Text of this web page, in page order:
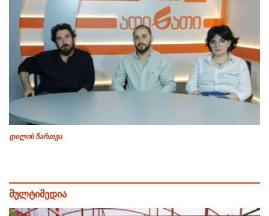
დილის ჩართვა
მულტიმედია